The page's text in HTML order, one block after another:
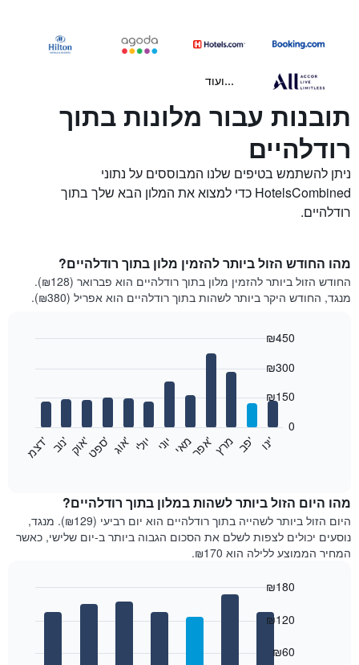
...ועוד
תובנות עבור מלונות בתוך
רודלהיים
ניתן להשתמש בטיפים שלנו המבוססים על נתוני
HotelsCombined כדי למצוא את המלון הבא שלך בתוך
רודלהיים.
מהו החודש הזול ביותר להזמין מלון בתוך רודלהיים?
החודש הזול ביותר להזמין מלון בתוך רודלהיים הוא פברואר (₪128).
מנגד, החודש היקר ביותר לשהות בתוך רודלהיים הוא אפריל (₪380).
מחיר
הממוצע
של
חדר
בכל
התרשים
י
נ
ו
' פ
ב​​​​​​​
' מרץא
פ
ר
' מאי יוני יולי א
ו
ג
' ס
פ
ט
' א
ו
ק
' נ
ו
ב
' ד
צ
מ
'
0
₪150
₪300
₪450
מהו היום הזול ביותר לשהות במלון בתוך רודלהיים?
היום הזול ביותר לשהייה בתוך רודלהיים הוא יום רביעי (₪129). מנגד,
נוסעים יכולים לצפות לשלם את הסכום הגבוה ביותר ב-יום שלישי, כאשר
המחיר הממוצע ללילה הוא ₪170.
₪60
₪120
₪180